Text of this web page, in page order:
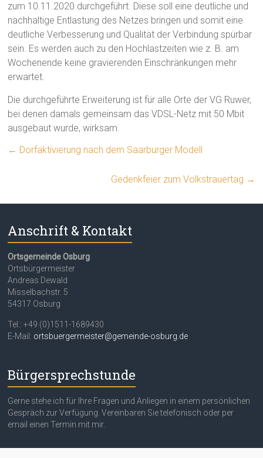
zum 10.11.2020 durchgeführt. Diese soll eine deutliche und
nachhaltige Entlastung des Netzes bringen und somit eine
deutliche Verbesserung und Qualität der Verbindung spürbar
sein. Es werden auch zu den Hochlastzeiten wie z. B. am
Wochenende keine gravierenden Einschränkungen mehr
erwartet.
Die durchgeführte Erweiterung ist für alle Orte der VG Ruwer,
bei denen damals gemeinsam das VDSL-Netz mit 50 Mbit
ausgebaut wurde, wirksam.
← Dorfaktivierung nach dem Saarburger Modell
Gedenkfeier zum Volkstrauertag →
Anschrift & Kontakt
Ortsgemeinde Osburg
Ortsbürgermeister
Andreas Dewald
Misselbachstr. 5
54317 Osburg
Tel.: +49 (0)1511-1689430
E-Mail: ortsbuergermeister@gemeinde-osburg.de
Bürgersprechstunde
Gerne stehe ich für Ihre Fragen und Anliegen in einem persönlichen
Gespräch zur Verfügung. Vereinbaren Sie telefonisch oder per
email einen Termin mit mir.